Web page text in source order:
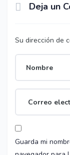
Deja un
Su dirección de
Guarda mi